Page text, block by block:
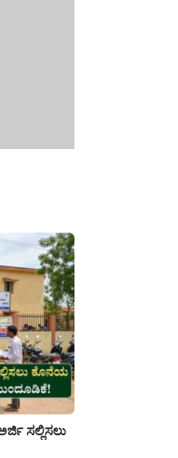
ಸಲ್ಲಿಸಲು